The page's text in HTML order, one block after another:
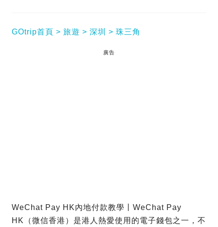
GOtrip首頁 旅遊 深圳 珠三角
廣告
WeChat Pay HK內地付款教學丨WeChat Pay
HK（微信香港）是港人熱愛使用的電子錢包之一，不